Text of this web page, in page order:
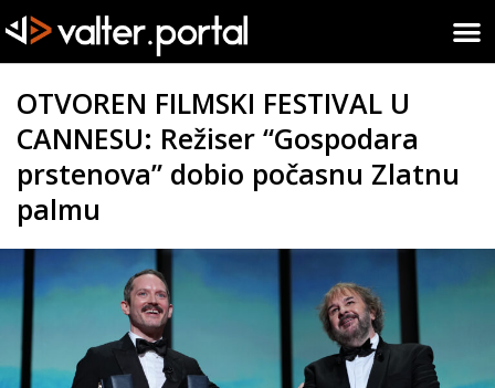
OTVOREN FILMSKI FESTIVAL U
CANNESU: Režiser “Gospodara
prstenova” dobio počasnu Zlatnu
palmu